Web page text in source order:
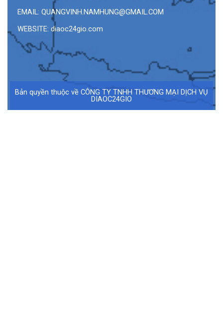
EMAIL: QUANGVINH.NAMHUNG@GMAIL.COM
WEBSITE: diaoc24gio.com
Bản quyền thuộc về CÔNG TY TNHH THƯƠNG MẠI DỊCH VỤ
DIAOC24GIO